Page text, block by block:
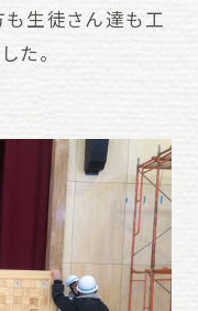
生徒さん達も工
た。